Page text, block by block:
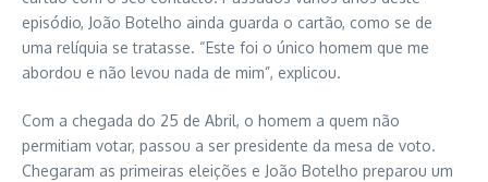
episódio, João Botelho ainda guarda o cartão, como se de
uma relíquia se tratasse. “Este foi o único homem que me
abordou e não levou nada de mim”, explicou.
Com a chegada do 25 de Abril, o homem a quem não
permitiam votar, passou a ser presidente da mesa de voto.
Chegaram as primeiras eleições e João Botelho preparou um